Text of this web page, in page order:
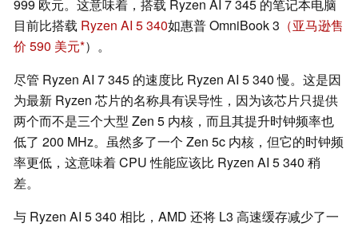
999 欧元。这意味着，搭载 Ryzen AI 7 345 的笔记本电脑
目前比搭载 Ryzen AI 5 340如惠普 OmniBook 3 （亚马逊售
价 590 美元 ）。
尽管 Ryzen AI 7 345 的速度比 Ryzen AI 5 340 慢。这是因
为最新 Ryzen 芯片的名称具有误导性，因为该芯片只提供
两个而不是三个大型 Zen 5 内核，而且其提升时钟频率也
低了 200 MHz。虽然多了一个 Zen 5c 内核，但它的时钟频
率更低，这意味着 CPU 性能应该比 Ryzen AI 5 340 稍
差。
与 Ryzen AI 5 340 相比，AMD 还将 L3 高速缓存减少了一